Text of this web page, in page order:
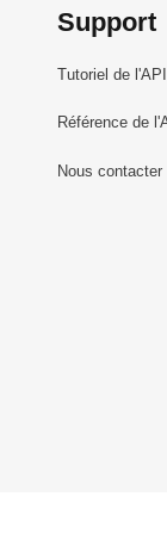
Support
Tutoriel de l'API
Référence de
Nous contacter